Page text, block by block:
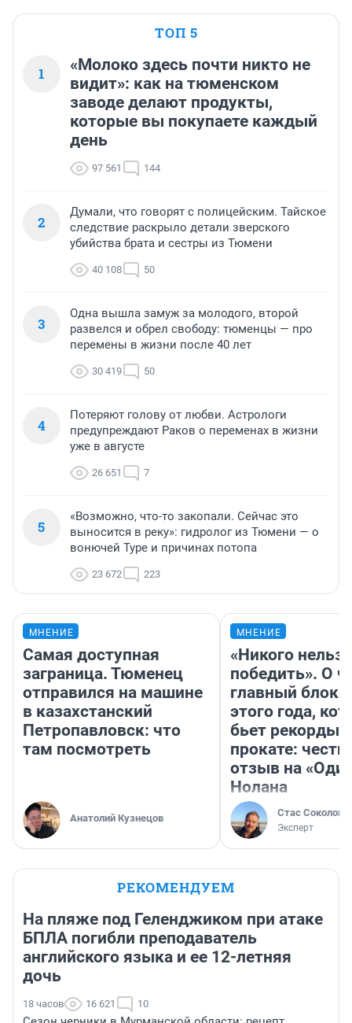
ТОП 5
1
«Молоко здесь почти никто не
видит»: как на тюменском
заводе делают продукты,
которые вы покупаете каждый
день
97 561 144
2
Думали, что говорят с полицейским. Тайское
следствие раскрыло детали зверского
убийства брата и сестры из Тюмени
40 108 50
3
Одна вышла замуж за молодого, второй
развелся и обрел свободу: тюменцы — про
перемены в жизни после 40 лет
30 419 50
4
Потеряют голову от любви. Астрологи
предупреждают Раков о переменах в жизни
уже в августе
26 651 7
5
«Возможно, что-то закопали. Сейчас это
выносится в реку»: гидролог из Тюмени — о
вонючей Туре и причинах потопа
23 672 223
МНЕНИЕ
Самая доступная
заграница. Тюменец
отправился на машине
в казахстанский
Петропавловск: что
там посмотреть
Анатолий Кузнецов
МНЕНИЕ
«Никого нельзя
победить». О
главный
этого года,
бьет рекорды в
прокате:
отзыв на
Нолана
Стас Соколов
Эксперт
РЕКОМЕНДУЕМ
На пляже под Геленджиком при атаке
БПЛА погибли преподаватель
английского языка и ее 12-летняя
дочь
18 часов 16 621 10